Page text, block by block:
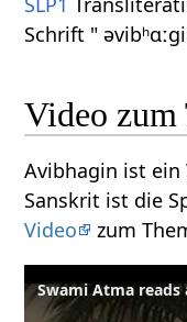
Schrift "
Video zum
Avibhagin ist ein
Sanskrit ist die
Video
zum
Swami Atma